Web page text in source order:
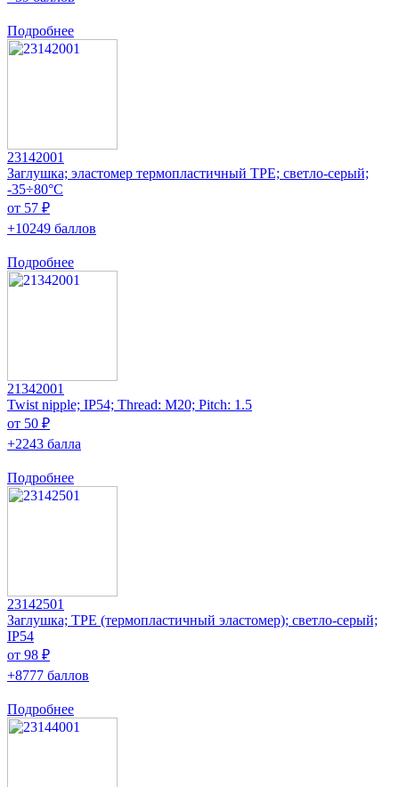
Подробнее
23142001
Заглушка; эластомер термопластичный TPE; светло-серый;
-35÷80°C
от 57 ₽
+10249 баллов
Подробнее
21342001
Twist nipple; IP54; Thread: M20; Pitch: 1.5
от 50 ₽
+2243 балла
Подробнее
23142501
Заглушка; ТРЕ (термопластичный эластомер); светло-серый;
IP54
от 98 ₽
+8777 баллов
Подробнее